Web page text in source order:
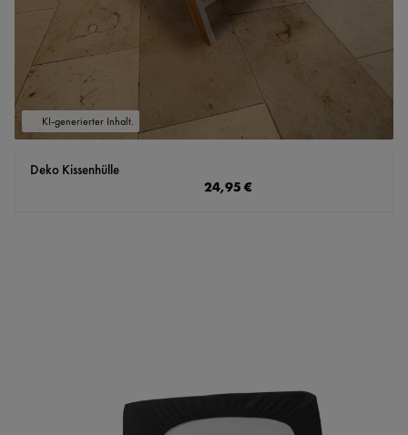
KI-generierter Inhalt.
Deko Kissenhülle
Regulärer Preis:
24,95 €